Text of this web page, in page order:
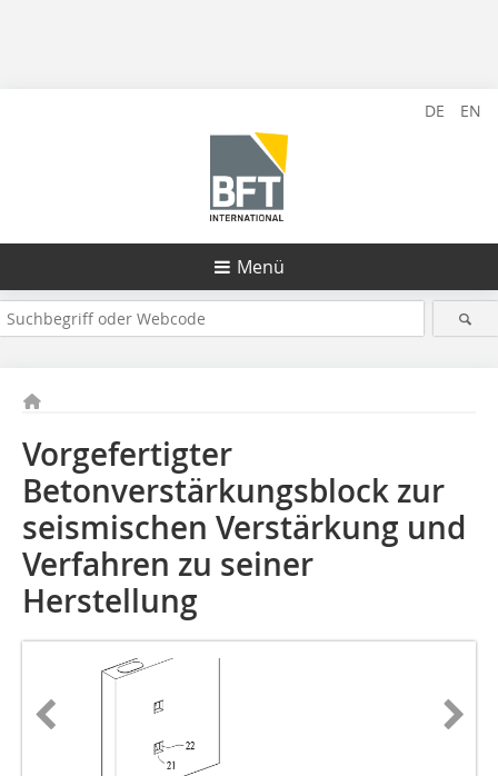
DE EN
Menü
Vorgefertigter
Betonverstärkungsblock zur
seismischen Verstärkung und
Verfahren zu seiner
Herstellung